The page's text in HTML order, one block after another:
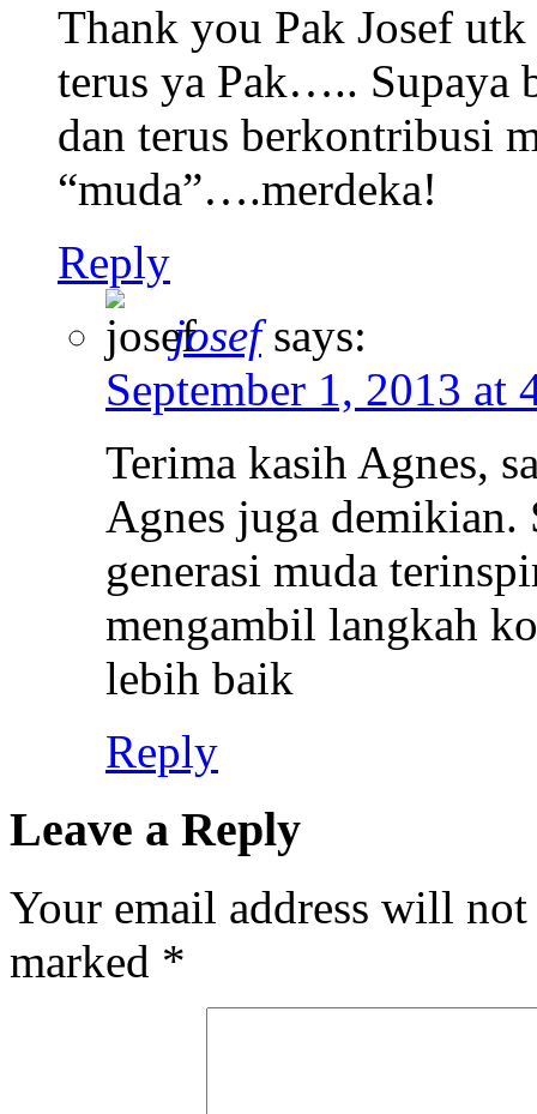
Thank you Pak Josef
terus ya Pak….. Supaya
dan terus berkontribusi
“muda”….merdeka!
Reply
josef says:
September 1, 2013 at
Terima kasih Agnes,
Agnes juga demikian.
generasi muda
mengambil langkah
lebih baik
Reply
Leave a Reply
Your email address will
marked *